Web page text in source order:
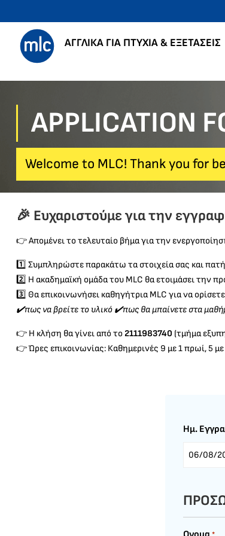
ΑΓΓΛΙΚΑ ΓΙΑ ΠΤΥΧΙΑ & ΕΞΕΤΑΣΕΙΣ
APPLICATION
Welcome to MLC! Thank you for
🎉 Ευχαριστούμε για την
👉 Απομένει το τελευταίο βήμα για την
1️⃣ Συμπληρώστε παρακάτω τα στοιχεία σας και
2️⃣ Η ακαδημαϊκή ομάδα του MLC θα ετοιμάσει την
3️⃣ Θα επικοινωνήσει καθηγήτρια MLC για να
✔️πως να βρείτε το υλικό ✔️πως θα μπαίνετε στα
👉 Η κλήση θα γίνει από το2111983740 (τμήμα
👉 Ώρες επικοινωνίας: Καθημερινές 9 με 1 πρωί, 5
Ημ.
DD
slash
YYYY